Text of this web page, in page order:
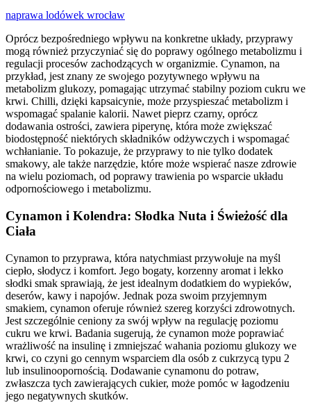
naprawa lodówek wrocław
Oprócz bezpośredniego wpływu na konkretne układy, przyprawy
mogą również przyczyniać się do poprawy ogólnego metabolizmu i
regulacji procesów zachodzących w organizmie. Cynamon, na
przykład, jest znany ze swojego pozytywnego wpływu na
metabolizm glukozy, pomagając utrzymać stabilny poziom cukru we
krwi. Chilli, dzięki kapsaicynie, może przyspieszać metabolizm i
wspomagać spalanie kalorii. Nawet pieprz czarny, oprócz
dodawania ostrości, zawiera piperynę, która może zwiększać
biodostępność niektórych składników odżywczych i wspomagać
wchłanianie. To pokazuje, że przyprawy to nie tylko dodatek
smakowy, ale także narzędzie, które może wspierać nasze zdrowie
na wielu poziomach, od poprawy trawienia po wsparcie układu
odpornościowego i metabolizmu.
Cynamon i Kolendra: Słodka Nuta i Świeżość dla
Ciała
Cynamon to przyprawa, która natychmiast przywołuje na myśl
ciepło, słodycz i komfort. Jego bogaty, korzenny aromat i lekko
słodki smak sprawiają, że jest idealnym dodatkiem do wypieków,
deserów, kawy i napojów. Jednak poza swoim przyjemnym
smakiem, cynamon oferuje również szereg korzyści zdrowotnych.
Jest szczególnie ceniony za swój wpływ na regulację poziomu
cukru we krwi. Badania sugerują, że cynamon może poprawiać
wrażliwość na insulinę i zmniejszać wahania poziomu glukozy we
krwi, co czyni go cennym wsparciem dla osób z cukrzycą typu 2
lub insulinoopornością. Dodawanie cynamonu do potraw,
zwłaszcza tych zawierających cukier, może pomóc w łagodzeniu
jego negatywnych skutków.